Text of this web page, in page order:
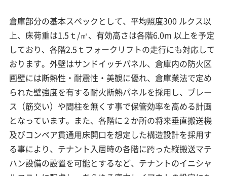
倉庫部分の基本スペックとして、平均照度300 ルクス以
上、床荷重は1.5ｔ/㎡、有効高さは各階6.0m 以上を予定
しており、各階2.5ｔフォークリフトの走行にも対応して
おります。外壁はサンドイッチパネル、倉庫内の防火区
画壁には断熱性・耐震性・美観に優れ、倉庫業法で定め
られた壁強度を有する耐火断熱パネルを採用し、ブレー
ス（筋交い）や間柱を無くす事で保管効率を高める計画
となっています。また、各階に２か所の将来垂直搬送機
及びコンベア貫通用床開口を想定した構造設計を採用す
る事により、テナント入居時の各階に跨った縦搬送マテ
ハン設備の設置を可能とするなど、テナントのイニシャ